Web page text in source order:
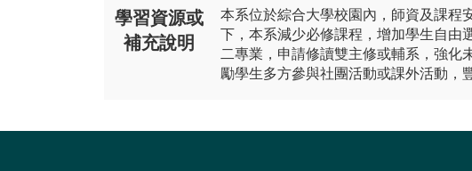
學習資源或
補充說明
本系位於綜合大學校園內，師資及課程
下，本系減少必修課程，增加學生自由
二專業，申請修讀雙主修或輔系，強化
勵學生多方參與社團活動或課外活動，